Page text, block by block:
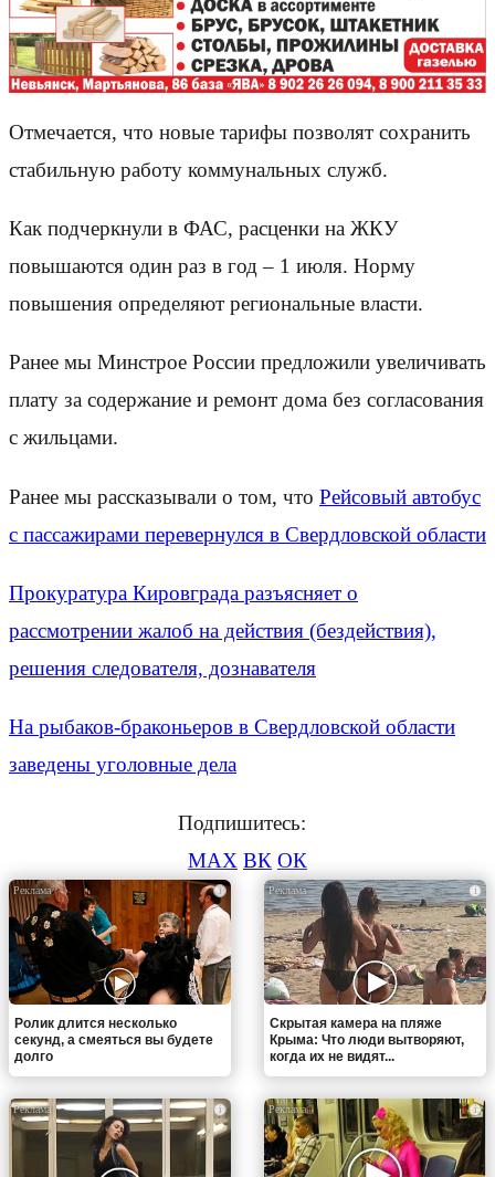
Отмечается, что новые тарифы позволят сохранить
стабильную работу коммунальных служб.
Как подчеркнули в ФАС, расценки на ЖКУ
повышаются один раз в год – 1 июля. Норму
повышения определяют региональные власти.
Ранее мы Минстрое России предложили увеличивать
плату за содержание и ремонт дома без согласования
с жильцами.
Ранее мы рассказывали о том, что Рейсовый автобус
с пассажирами перевернулся в Свердловской области
Прокуратура Кировграда разъясняет о
рассмотрении жалоб на действия (бездействия),
решения следователя, дознавателя
На рыбаков-браконьеров в Свердловской области
заведены уголовные дела
Подпишитесь:
MAX ВК ОК
i
Ролик длится несколько
секунд, а смеяться вы будете
долго
i
Скрытая камера на пляже
Крыма: Что люди вытворяют,
когда их не видят...
i i